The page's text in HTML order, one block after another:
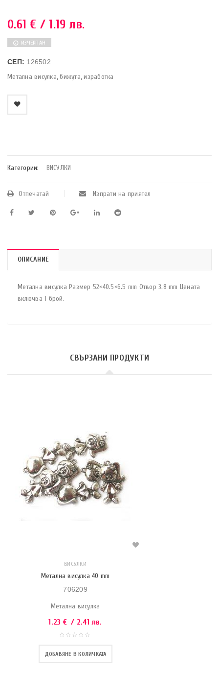
0.61€ / 1.19 лв.
ИЗЧЕРПАН
СЕП: 126502
Метална висулка, бижута, изработка
Категории: ВИСУЛКИ
Отпечатай Изпрати на приятел
ОПИСАНИЕ
Метална висулка Размер 52×40.5×6.5 mm Отвор 3.8 mm Цената
включва 1 брой.
СВЪРЗАНИ ПРОДУКТИ
ВИСУЛКИ
Метална висулка 40 mm
706209
Метална висулка
1.23 € / 2.41 лв.
ДОБАВЯНЕ В КОЛИЧКАТА